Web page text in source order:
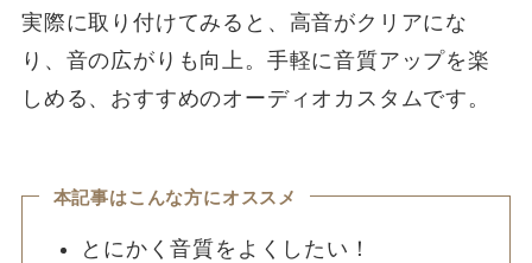
実際に取り付けてみると、高音がクリアにな
り、音の広がりも向上。手軽に音質アップを楽
しめる、おすすめのオーディオカスタムです。
本記事はこんな方にオススメ
とにかく音質をよくしたい！